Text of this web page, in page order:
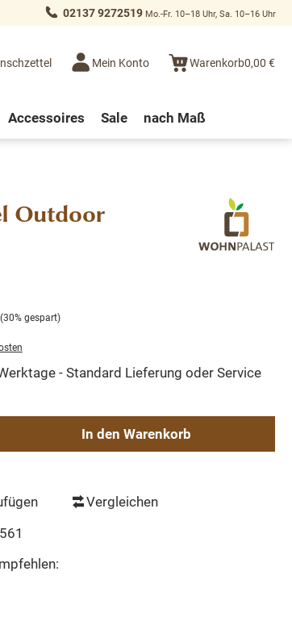
02137 9272519 Mo.-Fr. 10–18 Uhr, Sa. 10–16 Uhr
Mein Konto Warenkorb0,00 €
Accessoires Sale nach Maß
Outdoor
(30% gespart)
- Standard Lieferung oder Service
Wert ein oder benutze die Schaltflächen um die Anzahl zu
In den Warenkorb
Vergleichen